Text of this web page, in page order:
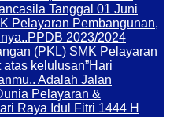
Tanggal 01 Juni
Pelayaran Pembangunan,
PPDB 2023/2024
(PKL) SMK Pelayaran
atas kelulusan”Hari
Adalah Jalan
Pelayaran &
Raya Idul Fitri 1444 H